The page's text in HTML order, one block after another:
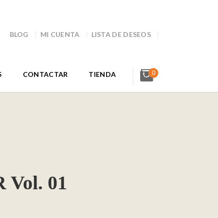
BLOG MI CUENTA LISTA DE DESEOS
CONTACTAR TIENDA 0
Vol. 01